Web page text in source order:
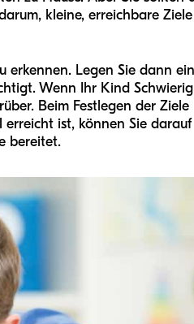
kleine, erreichbare
erkennen. Legen Sie dann
Wenn Ihr Kind
Beim Festlegen der Ziele
erreicht ist, können Sie darauf
bereitet.